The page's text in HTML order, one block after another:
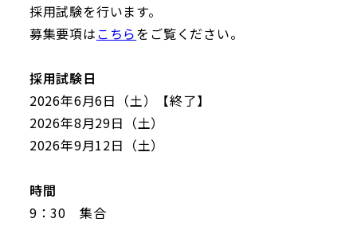
採用試験を行います。
募集要項はこちらをご覧ください。
採用試験日
2026年6月6日（土）【終了】
2026年8月29日（土）
2026年9月12日（土）
時間
9：30 集合